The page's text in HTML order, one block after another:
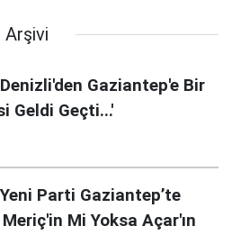
Gaziantep'e Bir
Geldi Geçti...'
Parti Gaziantep’te
Mi Yoksa Açar'ın